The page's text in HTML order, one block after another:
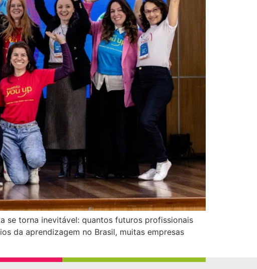
se torna inevitável: quantos futuros profissionais
da aprendizagem no Brasil, muitas empresas